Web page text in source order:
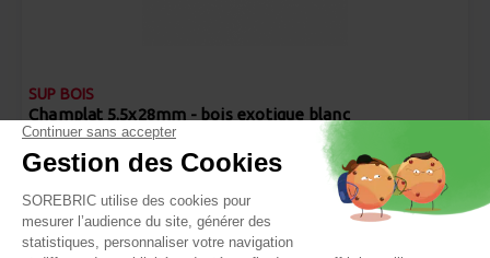
SUP BOIS
Champlat 5.5x28mm - bois exotique blanc
4,80 €